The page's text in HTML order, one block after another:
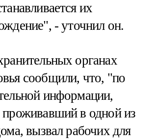
их
- уточнил он.
органах
сообщили, что, "по
информации,
в одной из
вызвал рабочих для